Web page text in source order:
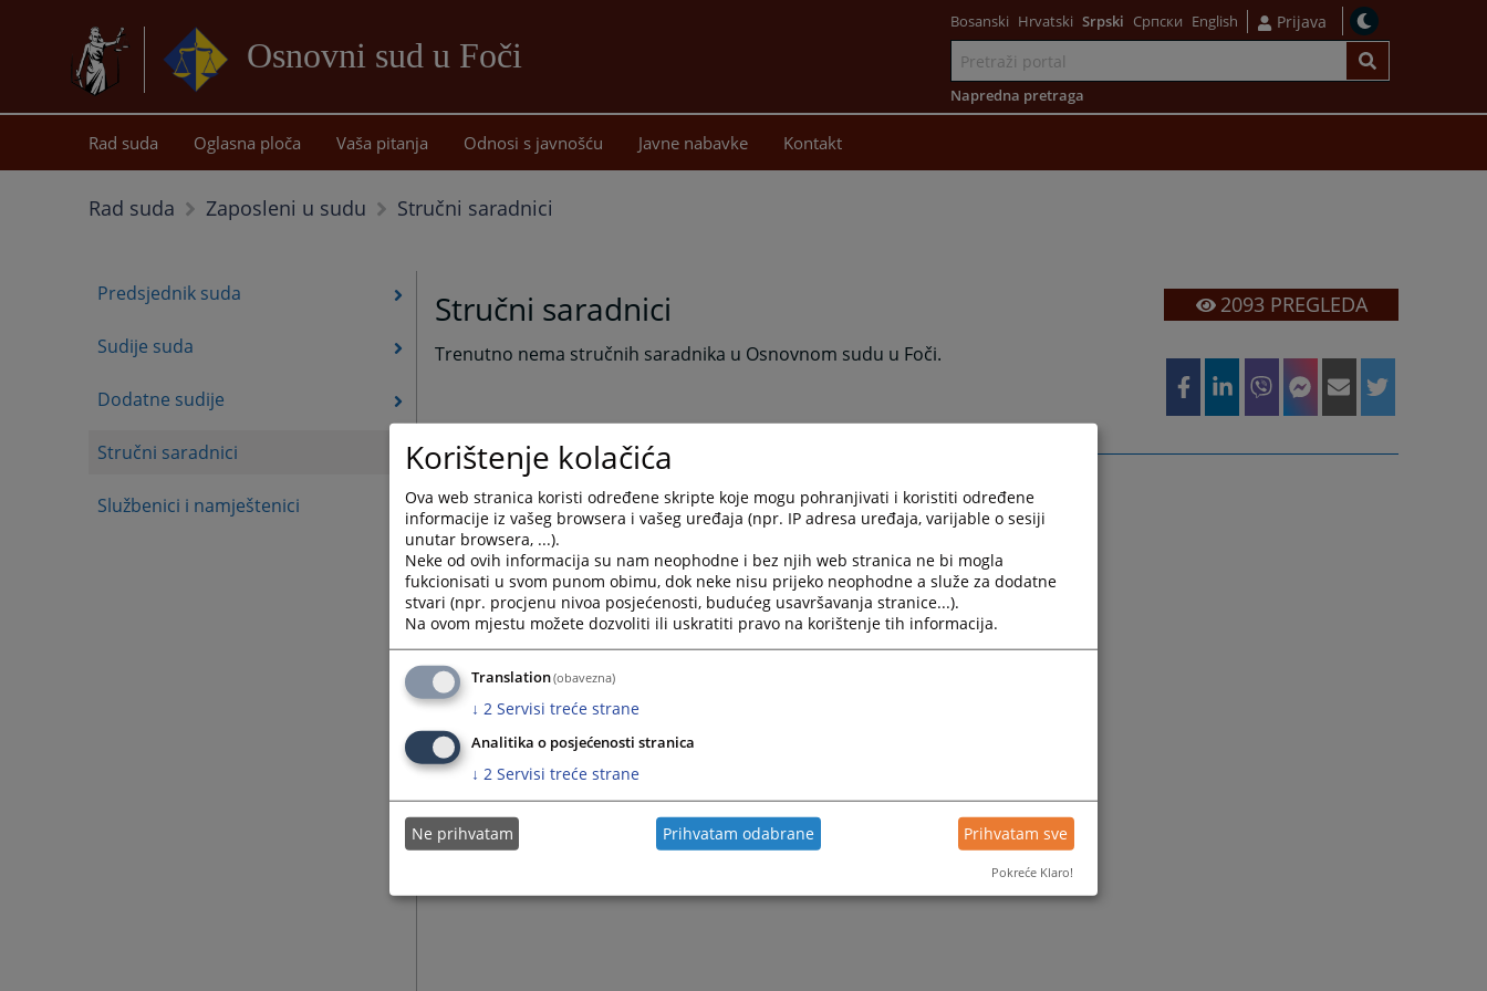
Osnovni sud u Foči
sadržaj
Bosanski Hrvatski Srpski Српски English Prijava
Napredna pretraga
Rad suda Oglasna ploča Vaša pitanja Odnosi s javnošću Javne nabavke Kontakt
Rad suda Zaposleni u sudu Stručni saradnici
Predsjednik suda
Sudije suda
Dodatne sudije
Stručni saradnici
Službenici i namještenici
Stručni saradnici
Trenutno nema stručnih saradnika u Osnovnom sudu u Foči.
2093PREGLEDA
Korištenje kolačića
Ova web stranica koristi određene skripte koje mogu pohranjivati i koristiti određene
informacije iz vašeg browsera i vašeg uređaja (npr. IP adresa uređaja, varijable o sesiji
unutar browsera, ...).
Neke od ovih informacija su nam neophodne i bez njih web stranica ne bi mogla
fukcionisati u svom punom obimu, dok neke nisu prijeko neophodne a služe za dodatne
stvari (npr. procjenu nivoa posjećenosti, budućeg usavršavanja stranice...).
Na ovom mjestu možete dozvoliti ili uskratiti pravo na korištenje tih informacija.
Translation(obavezna)
↓ 2 Servisi treće strane
Analitika o posjećenosti stranica
↓ 2 Servisi treće strane
Ne prihvatam Prihvatam odabrane Prihvatam sve
Pokreće Klaro!